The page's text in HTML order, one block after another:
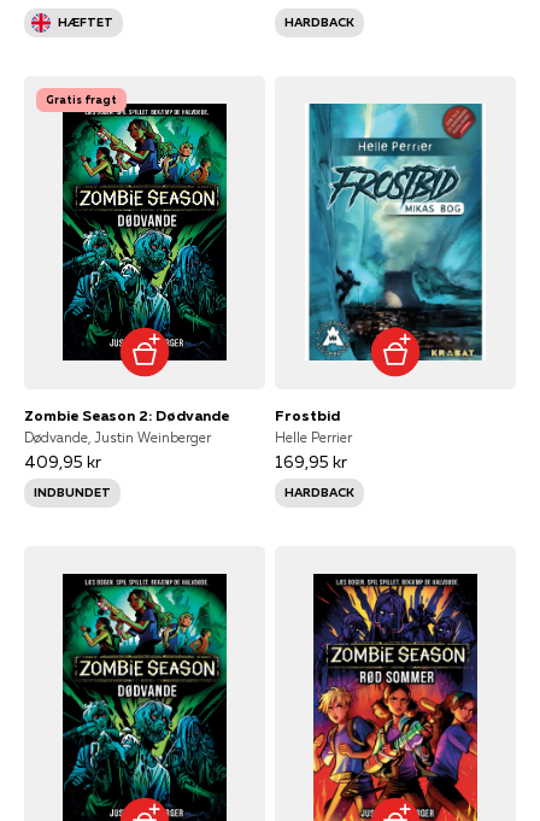
HÆFTET HARDBACK
Gratis fragt
Zombie Season 2: Dødvande
Dødvande, Justin Weinberger
409,95 kr
INDBUNDET
Frostbid
Helle Perrier
169,95 kr
HARDBACK